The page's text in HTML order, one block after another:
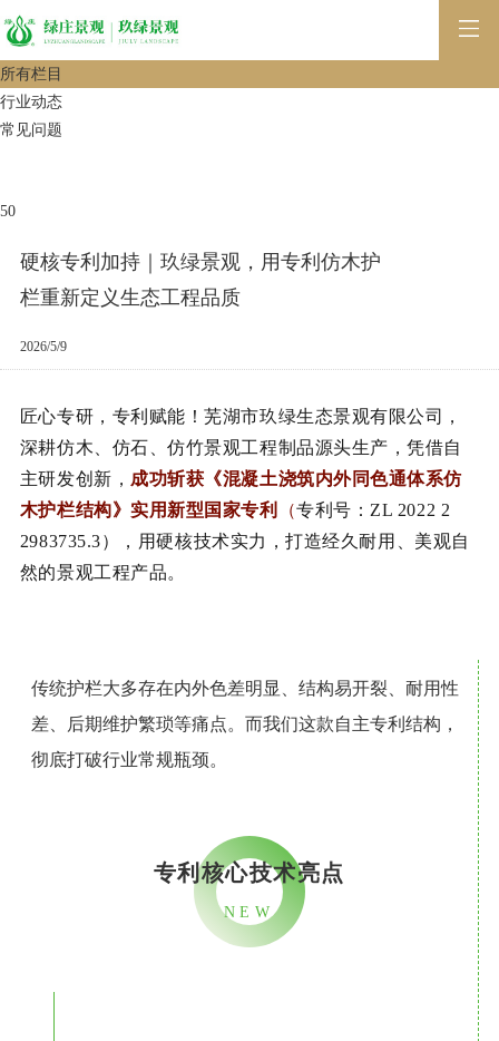
所有栏目
行业动态
常见问题
50
硬核专利加持｜玖绿景观，用专利仿木护
栏重新定义生态工程品质
2026/5/9
匠心专研，专利赋能！芜湖市玖绿生态景观有限公司，
深耕仿木、仿石、仿竹景观工程制品源头生产，凭借自
主研发创新， 成功斩获《混凝土浇筑内外同色通体系仿
木护栏结构》实用新型国家专利
（专利号：ZL 2022 2
2983735.3），用硬核技术实力，打造经久耐用、美观自
然的景观工程产品。
传统护栏大多存在内外色差明显、结构易开裂、耐用性
差、后期维护繁琐等痛点。而我们这款自主专利结构，
彻底打破行业常规瓶颈。
专利核心技术亮点
NEW